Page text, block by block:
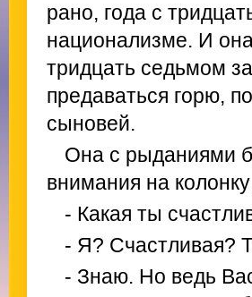
рано, года с
национализме. И
тридцать седьмом
предаваться горю,
сыновей.
Она с рыданиями
внимания на
- Какая ты
- Я? Счастливая?
- Знаю. Но ведь